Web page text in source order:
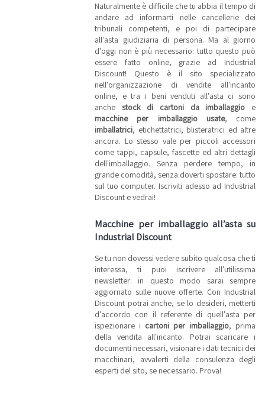
Naturalmente è difficile che tu abbia il tempo di
andare ad informarti nelle cancellerie dei
tribunali competenti, e poi di partecipare
all'asta giudiziaria di persona. Ma al giorno
d'oggi non è più necessario: tutto questo può
essere fatto online, grazie ad Industrial
Discount! Questo è il sito specializzato
nell'organizzazione di vendite all'incanto
online, e tra i beni venduti all'asta ci sono
anche stock di cartoni da imballaggio e
macchine per imballaggio usate, come
imballatrici, etichettatrici, blisteratrici ed altre
ancora. Lo stesso vale per piccoli accessori
come tappi, capsule, fascette ed altri dettagli
dell'imballaggio. Senza perdere tempo, in
grande comodità, senza doverti spostare: tutto
sul tuo computer. Iscriviti adesso ad Industrial
Discount e vedrai!
Macchine per imballaggio all’asta su
Industrial Discount
Se tu non dovessi vedere subito qualcosa che ti
interessa, ti puoi iscrivere all'utilissima
newsletter: in questo modo sarai sempre
aggiornato sulle nuove offerte. Con Industrial
Discount potrai anche, se lo desideri, metterti
d'accordo con il referente di quell'asta per
ispezionare i cartoni per imballaggio, prima
della vendita all'incanto. Potrai scaricare i
documenti necessari, visionare i dati tecnici dei
macchinari, avvalerti della consulenza degli
esperti del sito, se necessario. Prova!